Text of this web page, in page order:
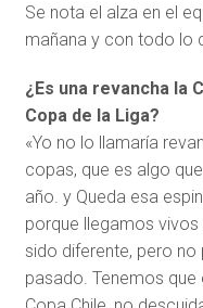
Se nota el alza en el
mañana y con todo lo
¿Es una revancha la
Copa de la Liga?
«Yo no lo llamaría
copas, que es algo
año. y Queda esa
porque llegamos vivos
sido diferente, pero
pasado. Tenemos